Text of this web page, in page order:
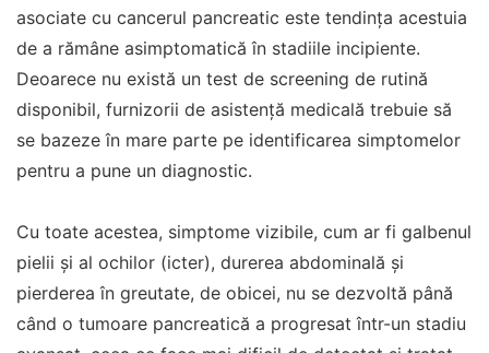
asociate cu cancerul pancreatic este tendința acestuia
de a rămâne asimptomatică în stadiile incipiente.
Deoarece nu există un test de screening de rutină
disponibil, furnizorii de asistență medicală trebuie să
se bazeze în mare parte pe identificarea simptomelor
pentru a pune un diagnostic.
Cu toate acestea, simptome vizibile, cum ar fi galbenul
pielii și al ochilor (icter), durerea abdominală și
pierderea în greutate, de obicei, nu se dezvoltă până
când o tumoare pancreatică a progresat într-un stadiu